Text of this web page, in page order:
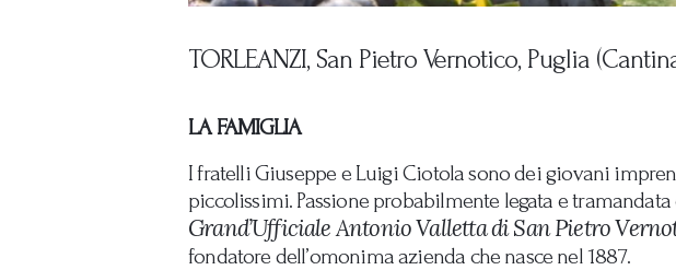
TORLEANZI, San Pietro Vernotico, Puglia
LA FAMIGLIA
I fratelli Giuseppe e Luigi Ciotola sono dei giovani
piccolissimi. Passione probabilmente legata e
Grand’Ufficiale Antonio Valletta di San Pietro
fondatore dell’omonima azienda che nasce nel 1887.